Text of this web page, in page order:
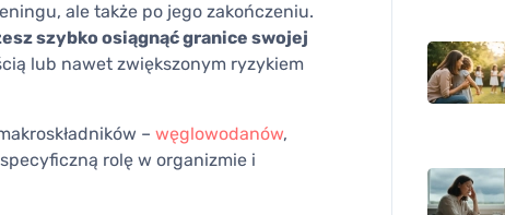
ale także po jego zakończeniu.
szybko osiągnąć granice swojej
lub nawet zwiększonym ryzykiem
– węglowodanów,
rolę w organizmie i